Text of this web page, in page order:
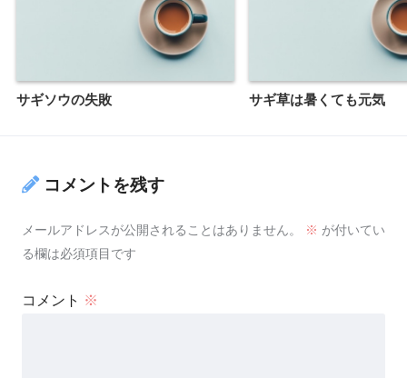
サギソウの失敗 サギ草は暑くても元気
コメントを残す
メールアドレスが公開されることはありません。 ※ が付いてい
る欄は必須項目です
コメント ※